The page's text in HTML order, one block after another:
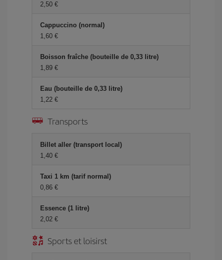
2,50 €
Cappuccino (normal)
1,60 €
Boisson fraîche (bouteille de 0,33 litre)
1,89 €
Eau (bouteille de 0,33 litre)
1,22 €
Transports
Billet aller (transport local)
1,40 €
Taxi 1 km (tarif normal)
0,86 €
Essence (1 litre)
2,02 €
Sports et loisirst